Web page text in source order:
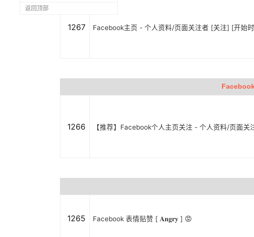
1267 Facebook主页 - 个人资料/页面关注者 [关注] [开始
1266 【推荐】Facebook个人主页关注 - 个人资料/页面关
1265 Facebook 表情贴赞 [ 𝐀𝐧𝐠𝐫𝐲 ] 😡
返回顶部